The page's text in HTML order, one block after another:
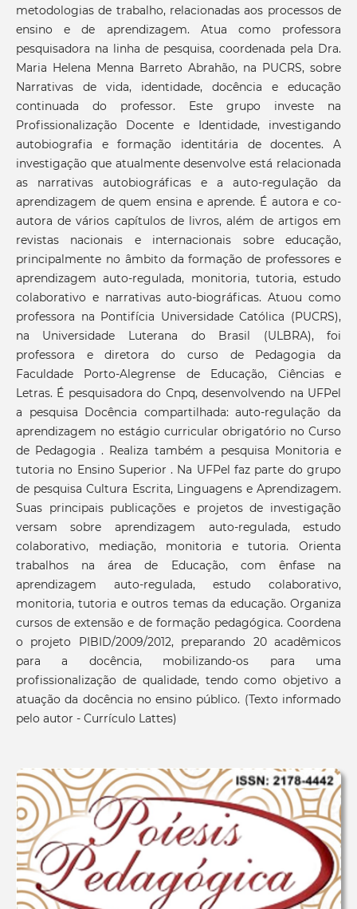
metodologias de trabalho, relacionadas aos processos de
ensino e de aprendizagem. Atua como professora
pesquisadora na linha de pesquisa, coordenada pela Dra.
Maria Helena Menna Barreto Abrahão, na PUCRS, sobre
Narrativas de vida, identidade, docência e educação
continuada do professor. Este grupo investe na
Profissionalização Docente e Identidade, investigando
autobiografia e formação identitária de docentes. A
investigação que atualmente desenvolve está relacionada
as narrativas autobiográficas e a auto-regulação da
aprendizagem de quem ensina e aprende. É autora e co-
autora de vários capítulos de livros, além de artigos em
revistas nacionais e internacionais sobre educação,
principalmente no âmbito da formação de professores e
aprendizagem auto-regulada, monitoria, tutoria, estudo
colaborativo e narrativas auto-biográficas. Atuou como
professora na Pontifícia Universidade Católica (PUCRS),
na Universidade Luterana do Brasil (ULBRA), foi
professora e diretora do curso de Pedagogia da
Faculdade Porto-Alegrense de Educação, Ciências e
Letras. É pesquisadora do Cnpq, desenvolvendo na UFPel
a pesquisa Docência compartilhada: auto-regulação da
aprendizagem no estágio curricular obrigatório no Curso
de Pedagogia . Realiza também a pesquisa Monitoria e
tutoria no Ensino Superior . Na UFPel faz parte do grupo
de pesquisa Cultura Escrita, Linguagens e Aprendizagem.
Suas principais publicações e projetos de investigação
versam sobre aprendizagem auto-regulada, estudo
colaborativo, mediação, monitoria e tutoria. Orienta
trabalhos na área de Educação, com ênfase na
aprendizagem auto-regulada, estudo colaborativo,
monitoria, tutoria e outros temas da educação. Organiza
cursos de extensão e de formação pedagógica. Coordena
o projeto PIBID/2009/2012, preparando 20 acadêmicos
para a docência, mobilizando-os para uma
profissionalização de qualidade, tendo como objetivo a
atuação da docência no ensino público. (Texto informado
pelo autor - Currículo Lattes)